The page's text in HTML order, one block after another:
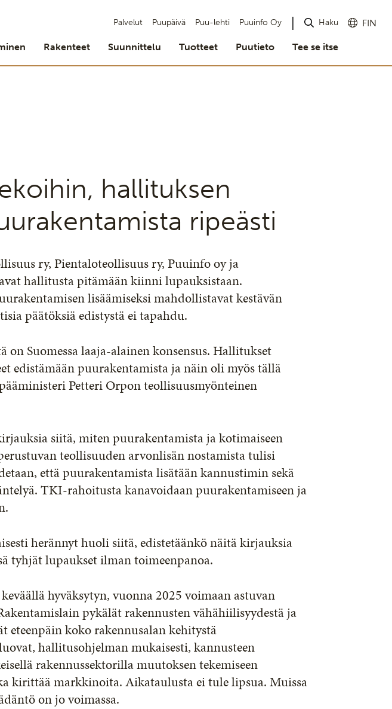
Palvelut Puupäivä Puu-lehti Puuinfo Oy Haku FIN
Rakenteet Suunnittelu Tuotteet Puutieto Tee se itse
hallituksen
ripeästi
ry, Pientaloteollisuus ry, Puuinfo oy ja
hallitusta pitämään kiinni lupauksistaan.
lisäämiseksi mahdollistavat kestävän
päätöksiä edistystä ei tapahdu.
on Suomessa laaja-alainen konsensus. Hallitukset
edistämään puurakentamista ja näin oli myös tällä
Petteri Orpon teollisuusmyönteinen
siitä, miten puurakentamista ja kotimaiseen
teollisuuden arvonlisän nostamista tulisi
että puurakentamista lisätään kannustimin sekä
TKI-rahoitusta kanavoidaan puurakentamiseen ja
herännyt huoli siitä, edistetäänkö näitä kirjauksia
tyhjät lupaukset ilman toimeenpanoa.
hyväksytyn, vuonna 2025 voimaan astuvan
pykälät rakennusten vähähiilisyydestä ja
eteenpäin koko rakennusalan kehitystä
hallitusohjelman mukaisesti, kannusteen
rakennussektorilla muutoksen tekemiseen
kirittää markkinoita. Aikataulusta ei tule lipsua. Muissa
on jo voimassa.